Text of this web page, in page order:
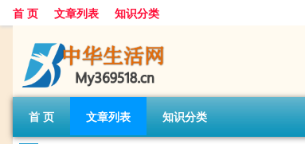
首 页 文章列表 知识分类
首 页 文章列表 知识分类